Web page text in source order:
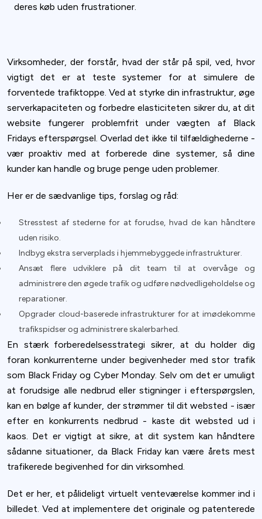
deres køb uden frustrationer.
Virksomheder, der forstår, hvad der står på spil, ved, hvor
vigtigt det er at teste systemer for at simulere de
forventede trafiktoppe. Ved at styrke din infrastruktur, øge
serverkapaciteten og forbedre elasticiteten sikrer du, at dit
website fungerer problemfrit under vægten af Black
Fridays efterspørgsel. Overlad det ikke til tilfældighederne -
vær proaktiv med at forberede dine systemer, så dine
kunder kan handle og bruge penge uden problemer.
Her er de sædvanlige tips, forslag og råd:
Stresstest af stederne for at forudse, hvad de kan håndtere
uden risiko.
Indbyg ekstra serverplads i hjemmebyggede infrastrukturer.
Ansæt flere udviklere på dit team til at overvåge og
administrere den øgede trafik og udføre nødvedligeholdelse og
reparationer.
Opgrader cloud-baserede infrastrukturer for at imødekomme
trafikspidser og administrere skalerbarhed.
En stærk forberedelsesstrategi sikrer, at du holder dig
foran konkurrenterne under begivenheder med stor trafik
som Black Friday og Cyber Monday. Selv om det er umuligt
at forudsige alle nedbrud eller stigninger i efterspørgslen,
kan en bølge af kunder, der strømmer til dit websted - især
efter en konkurrents nedbrud - kaste dit websted ud i
kaos. Det er vigtigt at sikre, at dit system kan håndtere
sådanne situationer, da Black Friday kan være årets mest
trafikerede begivenhed for din virksomhed.
Det er her, et pålideligt virtuelt venteværelse kommer ind i
billedet. Ved at implementere det originale og patenterede